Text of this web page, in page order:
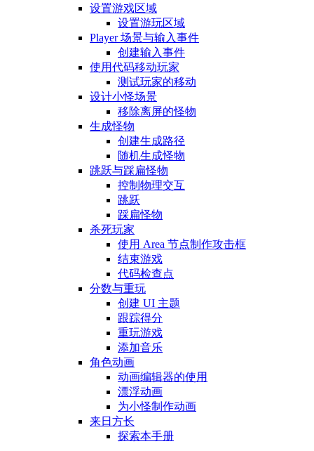
设置游戏区域
设置游玩区域
Player 场景与输入事件
创建输入事件
使用代码移动玩家
测试玩家的移动
设计小怪场景
移除离屏的怪物
生成怪物
创建生成路径
随机生成怪物
跳跃与踩扁怪物
控制物理交互
跳跃
踩扁怪物
杀死玩家
使用 Area 节点制作攻击框
结束游戏
代码检查点
分数与重玩
创建 UI 主题
跟踪得分
重玩游戏
添加音乐
角色动画
动画编辑器的使用
漂浮动画
为小怪制作动画
来日方长
探索本手册